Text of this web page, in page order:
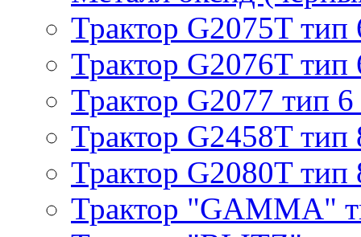
Трактор G2075T тип
Трактор G2076T тип
Трактор G2077 тип 6
Трактор G2458T тип
Трактор G2080T тип
Трактор "GAMMA"